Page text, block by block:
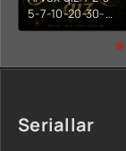
5-7-10-20-30-
50-60-70-80-
Seriallar